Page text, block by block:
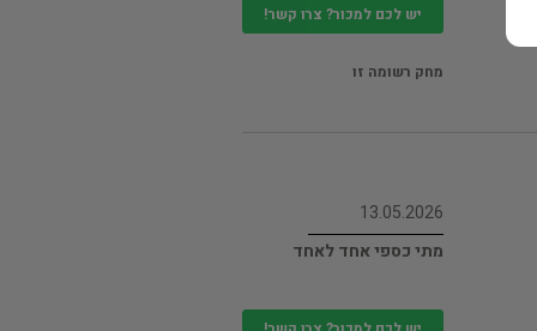
יש לכם למכור? צרו קשר!
מחק רשומה זו
13.05.2026
מתי כספי אחד לאחד